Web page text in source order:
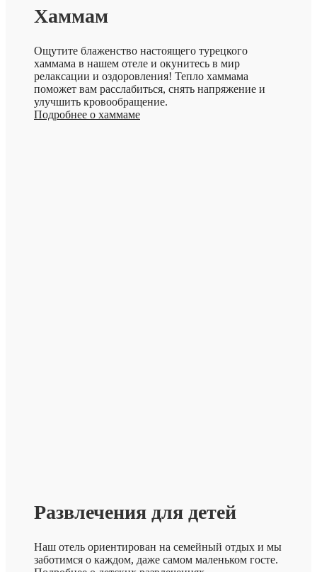
Хаммам
Ощутите блаженство настоящего турецкого
хаммама в нашем отеле и окунитесь в мир
релаксации и оздоровления! Тепло хаммама
поможет вам расслабиться, снять напряжение и
улучшить кровообращение.
Подробнее о хаммаме
Развлечения для детей
Наш отель ориентирован на семейный отдых и мы
заботимся о каждом, даже самом маленьком госте.